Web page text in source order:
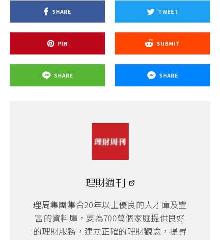
SHARE TWEET
PIN SUBMIT
SHARE SHARE
理財週刊
理周集團集合20年以上優良的人才庫及豐
富的資料庫，要為700萬個家庭提供良好
的理財服務，建立正確的理財觀念，提昇